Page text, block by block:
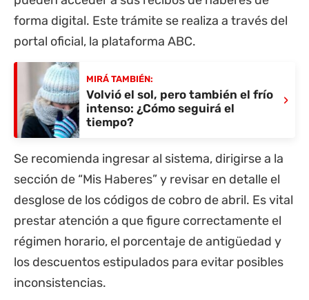
forma digital. Este trámite se realiza a través del
portal oficial, la plataforma ABC.
MIRÁ TAMBIÉN:
Volvió el sol, pero también el frío
intenso: ¿Cómo seguirá el
tiempo?
›
Se recomienda ingresar al sistema, dirigirse a la
sección de “Mis Haberes” y revisar en detalle el
desglose de los códigos de cobro de abril. Es vital
prestar atención a que figure correctamente el
régimen horario, el porcentaje de antigüedad y
los descuentos estipulados para evitar posibles
inconsistencias.